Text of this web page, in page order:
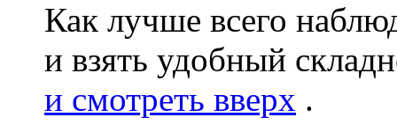
Как лучше всего
и взять удобный
и смотреть вверх .